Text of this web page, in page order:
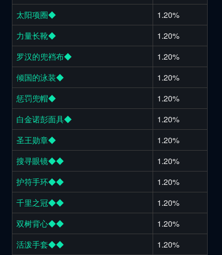
太阳项圈◆
1.20%
力量长靴◆
1.20%
罗汉的兜裆布◆
1.20%
倾国的泳装◆
1.20%
惩罚兜帽◆
1.20%
白金诺彭面具◆
1.20%
圣王勋章◆
1.20%
搜寻眼镜◆◆
1.20%
护符手环◆◆
1.20%
千里之冠◆◆
1.20%
双树背心◆◆
1.20%
活泼手套◆◆
1.20%